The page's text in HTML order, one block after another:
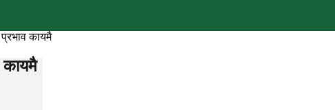
प्रभाव कायमै
कायमै